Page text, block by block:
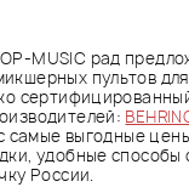
MUSIC рад
пультов
самые выгодные
удобные способы
России.